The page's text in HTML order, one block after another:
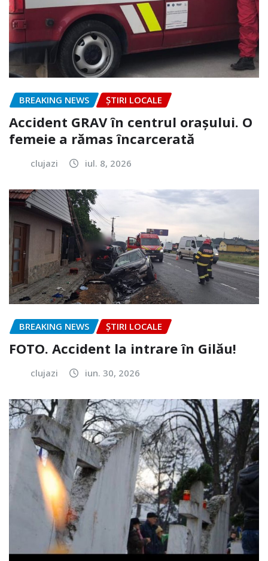
BREAKING NEWS ȘTIRI LOCALE
Accident GRAV în centrul orașului. O
femeie a rămas încarcerată
clujazi iul. 8, 2026
BREAKING NEWS ȘTIRI LOCALE
FOTO. Accident la intrare în Gilău!
clujazi iun. 30, 2026